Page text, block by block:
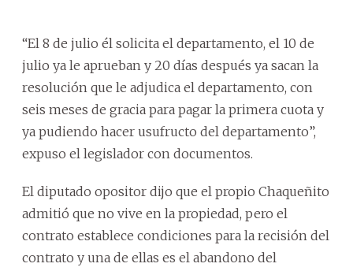
“El 8 de julio él solicita el departamento, el 10 de
julio ya le aprueban y 20 días después ya sacan la
resolución que le adjudica el departamento, con
seis meses de gracia para pagar la primera cuota y
ya pudiendo hacer usufructo del departamento”,
expuso el legislador con documentos.
El diputado opositor dijo que el propio Chaqueñito
admitió que no vive en la propiedad, pero el
contrato establece condiciones para la recisión del
contrato y una de ellas es el abandono del